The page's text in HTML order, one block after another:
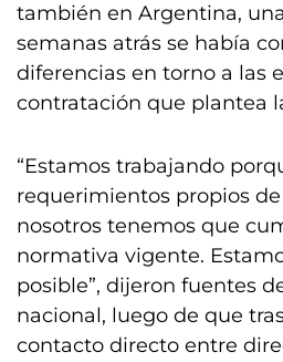
también en Argentina,
semanas atrás se había
diferencias en torno a las
contratación que plantea
“Estamos trabajando
requerimientos propios
nosotros tenemos que
normativa vigente.
posible”, dijeron fuentes
nacional, luego de que
contacto directo entre